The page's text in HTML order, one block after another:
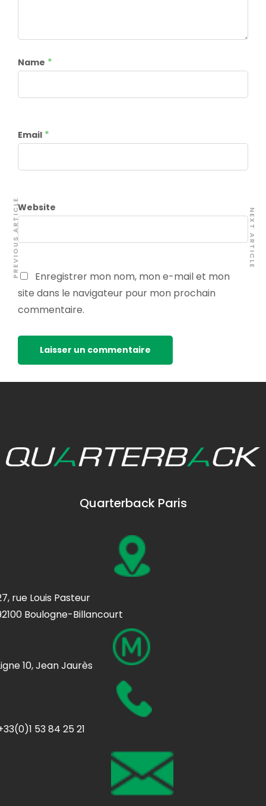
Name *
Email *
Website
Enregistrer mon nom, mon e-mail et mon
site dans le navigateur pour mon prochain
commentaire.
PREVIOUS ARTICLE NEXT ARTICLE
Quarterback Paris
rue Louis Pasteur
Boulogne-Billancourt
10, Jean Jaurès
53 84 25 21